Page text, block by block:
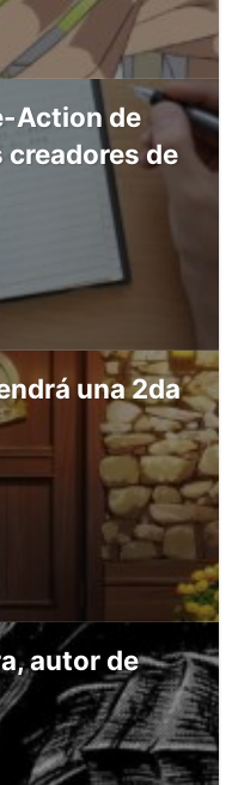
Action de
creadores de
una 2da
autor de